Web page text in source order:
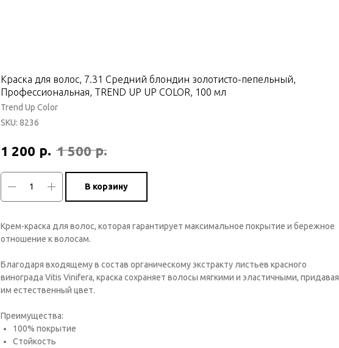
Краска для волос, 7.31 Средний блондин золотисто-пепельный,
Профессиональная, TREND UP UP COLOR, 100 мл
Trend Up Color
SKU: 8236
1 200 р. 1 500 р.
В корзину
Крем-краска для волос, которая гарантирует максимальное покрытие и бережное
отношение к волосам.
Благодаря входящему в состав органическому экстракту листьев красного
винограда Vitis Vinifera, краска сохраняет волосы мягкими и эластичными, придавая
им естественный цвет.
Преимущества:
100% покрытие
Стойкость